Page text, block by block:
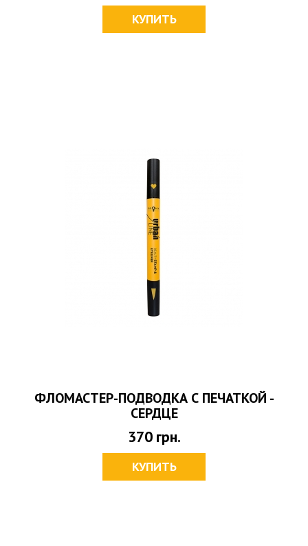
КУПИТЬ
ФЛОМАСТЕР-ПОДВОДКА С ПЕЧАТКОЙ -
СЕРДЦЕ
370 грн.
КУПИТЬ